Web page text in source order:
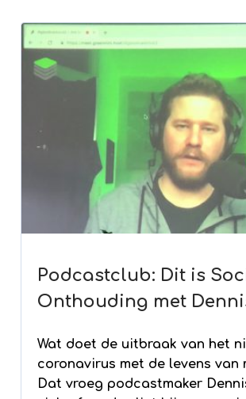
Podcastclub: Dit is
Onthouding met
Wat doet de uitbraak van het
coronavirus met de levens van
Dat vroeg podcastmaker